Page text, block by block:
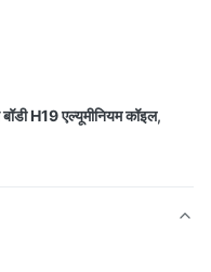
H19 एल्यूमीनियम कॉइल,